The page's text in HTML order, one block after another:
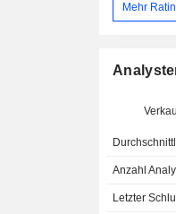
Mehr
Anzahl
Letzter